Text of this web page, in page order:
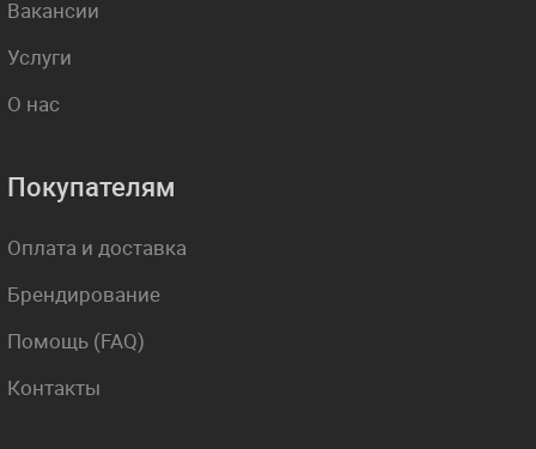
Вакансии
Услуги
О нас
Покупателям
Оплата и доставка
Брендирование
Помощь (FAQ)
Контакты